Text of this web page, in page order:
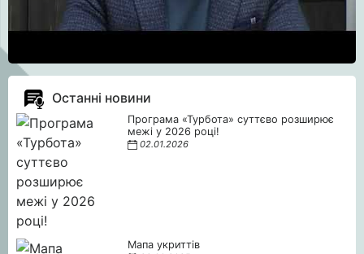
Останні новини
Програма «Турбота» суттєво розширює
межі у 2026 році!
02.01.2026
Мапа укриттів